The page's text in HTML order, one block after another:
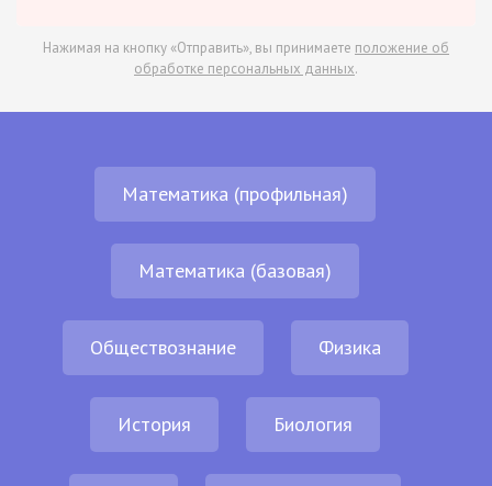
Нажимая на кнопку «Отправить», вы принимаете положение об
обработке персональных данных.
Математика (профильная)
Математика (базовая)
Обществознание Физика
История Биология